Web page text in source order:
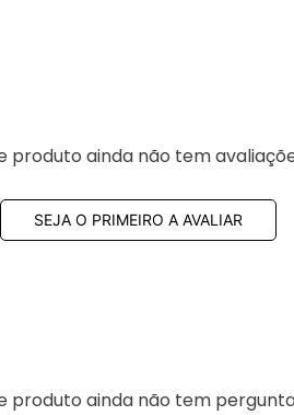
produto ainda não tem
SEJA O PRIMEIRO A AVALIAR
produto ainda não tem